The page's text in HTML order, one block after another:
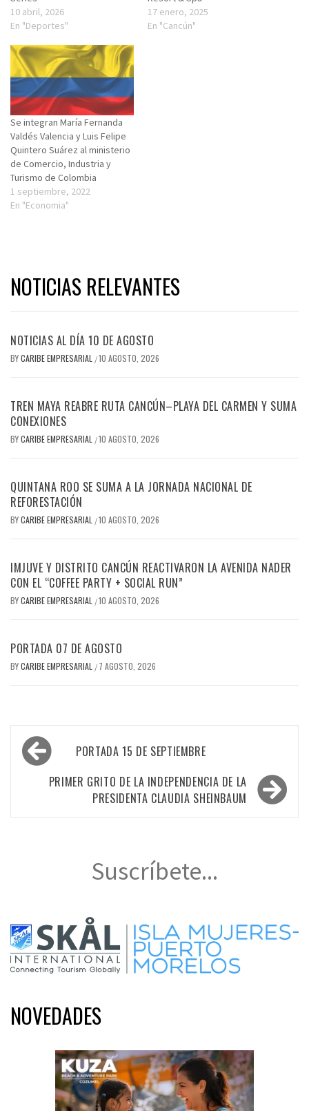
10 abril, 2026
En "Deportes"
17 enero, 2025
En "Cancún"
Se integran María Fernanda
Valdés Valencia y Luis Felipe
Quintero Suárez al ministerio
de Comercio, Industria y
Turismo de Colombia
1 septiembre, 2022
En "Economia"
NOTICIAS RELEVANTES
NOTICIAS AL DÍA 10 DE AGOSTO
BYCARIBE EMPRESARIAL /10 AGOSTO, 2026
TREN MAYA REABRE RUTA CANCÚN–PLAYA DEL CARMEN Y SUMA
CONEXIONES
BYCARIBE EMPRESARIAL /10 AGOSTO, 2026
QUINTANA ROO SE SUMA A LA JORNADA NACIONAL DE
REFORESTACIÓN
BYCARIBE EMPRESARIAL /10 AGOSTO, 2026
IMJUVE Y DISTRITO CANCÚN REACTIVARON LA AVENIDA NADER
CON EL “COFFEE PARTY + SOCIAL RUN”
BYCARIBE EMPRESARIAL /10 AGOSTO, 2026
PORTADA 07 DE AGOSTO
BYCARIBE EMPRESARIAL / 7 AGOSTO, 2026
Navegación
de
entradas
PORTADA 15 DE SEPTIEMBRE
PRIMER GRITO DE LA INDEPENDENCIA DE LA
PRESIDENTA CLAUDIA SHEINBAUM
Suscríbete...
NOVEDADES